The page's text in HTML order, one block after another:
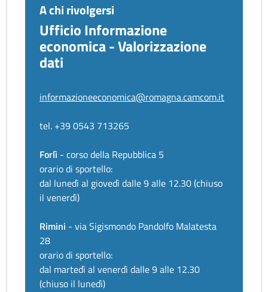
A chi rivolgersi
Ufficio Informazione
economica - Valorizzazione
dati
informazioneeconomica@romagna.camcom.it
tel. +39 0543 713265
Forlì - corso della Repubblica 5
orario di sportello:
dal lunedì al giovedì dalle 9 alle 12.30 (chiuso
il venerdì)
Rimini - via Sigismondo Pandolfo Malatesta
28
orario di sportello:
dal martedì al venerdì dalle 9 alle 12.30
(chiuso il lunedì)